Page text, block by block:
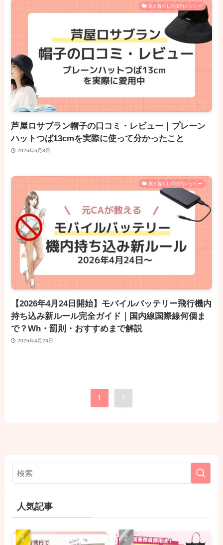
旅と暮らしの便利レビュー
芦屋ロサブラン帽子の口コミ・レビュー｜プレーン
ハットつば13cmを実際に使って分かったこと
2026年6月8日
旅と暮らしの便利レビュー
【2026年4月24日開始】モバイルバッテリー飛行機内
持ち込み新ルール完全ガイド｜国内線国際線何個ま
で？Wh・罰則・おすすめまで解説
2026年4月23日
1 2
人気記事